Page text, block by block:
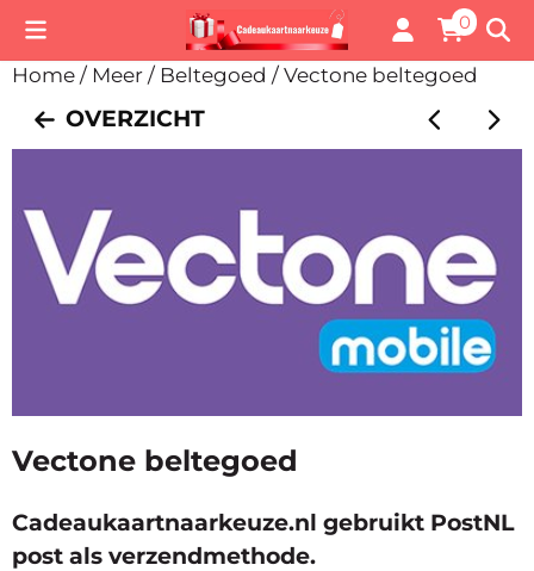
Cookievoorkeuren zijn momenteel gesloten.
0
Home / Meer / Beltegoed / Vectone beltegoed
OVERZICHT
Vectone beltegoed
Cadeaukaartnaarkeuze.nl gebruikt PostNL
post als verzendmethode.